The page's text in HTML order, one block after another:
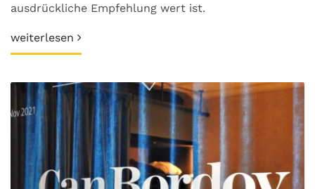
ausdrückliche Empfehlung wert ist.
weiterlesen